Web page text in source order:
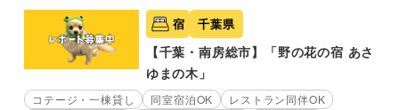
宿 千葉県
【千葉・南房総市】「野の花の宿 あさ
ゆまの木」
コテージ・一棟貸し 同室宿泊OK
レストラン同伴OK